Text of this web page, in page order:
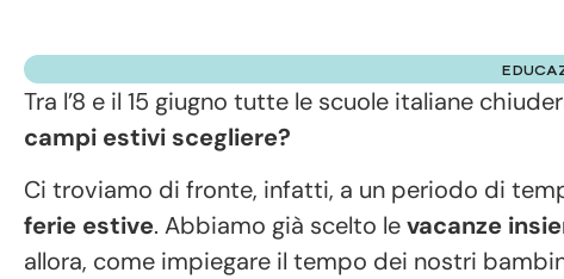
Tra l’8 e il 15 giugno tutte le scuole italiane
campi estivi scegliere?
Ci troviamo di fronte, infatti, a un periodo di
ferie estive. Abbiamo già scelto levacanze
allora, come impiegare il tempo dei nostri